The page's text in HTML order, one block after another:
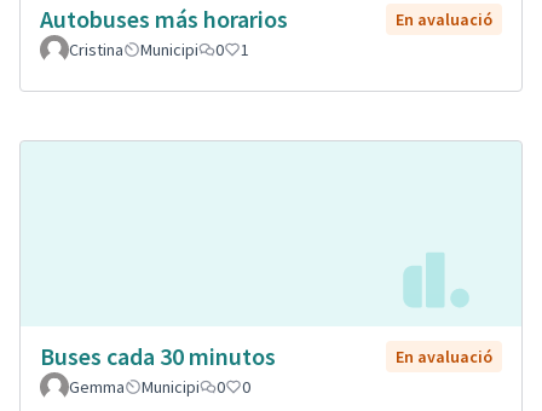
Autobuses más horarios
En avaluació
Cristina
Municipi 0 1
Buses cada 30 minutos
En avaluació
Gemma
Municipi 0 0